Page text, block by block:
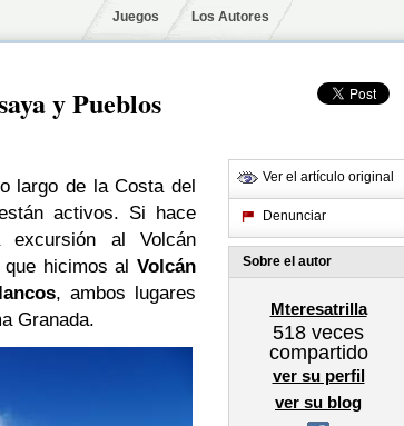
Juegos Los Autores
y Pueblos
largo de la Costa del
activos. Si hace
excursión al Volcán
que hicimos alVolcán
, ambos lugares
Granada.
Ver el artículo original
Denunciar
Sobre el autor
Mteresatrilla
518 veces
compartido
ver su perfil
ver su blog